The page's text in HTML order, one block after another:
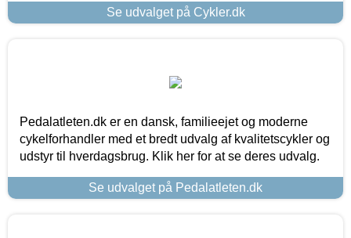
Se udvalget på Cykler.dk
Pedalatleten.dk er en dansk, familieejet og moderne
cykelforhandler med et bredt udvalg af kvalitetscykler og
udstyr til hverdagsbrug. Klik her for at se deres udvalg.
Se udvalget på Pedalatleten.dk